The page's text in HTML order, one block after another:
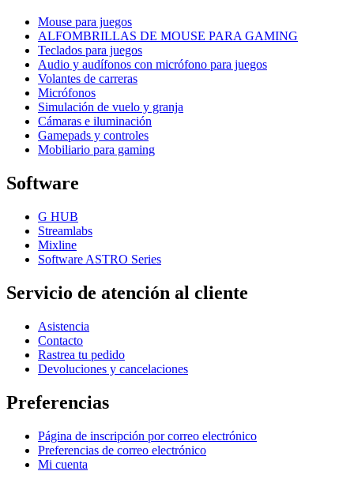
Mouse para juegos
ALFOMBRILLAS DE MOUSE PARA GAMING
Teclados para juegos
Audio y audífonos con micrófono para juegos
Volantes de carreras
Micrófonos
Simulación de vuelo y granja
Cámaras e iluminación
Gamepads y controles
Mobiliario para gaming
Software
G HUB
Streamlabs
Mixline
Software ASTRO Series
Servicio de atención al cliente
Asistencia
Contacto
Rastrea tu pedido
Devoluciones y cancelaciones
Preferencias
Página de inscripción por correo electrónico
Preferencias de correo electrónico
Mi cuenta